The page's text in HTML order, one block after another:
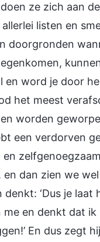
ze zich aan
listen en
doorgronden
en word je door
het meest
worden
een verdorven
dan zien we
‘Dus je laat
en denkt dat ik
En dus zegt